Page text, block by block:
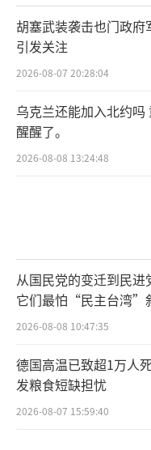
胡塞武装袭击也门政府
引发关注
2026-08-07 20:28:04
乌克兰还能加入北约吗
醒醒了。
2026-08-08 13:24:48
从国民党的变迁到民进
它们最怕“民主台湾”
2026-08-08 10:47:35
德国高温已致超1万人
发粮食短缺担忧
2026-08-07 15:59:40